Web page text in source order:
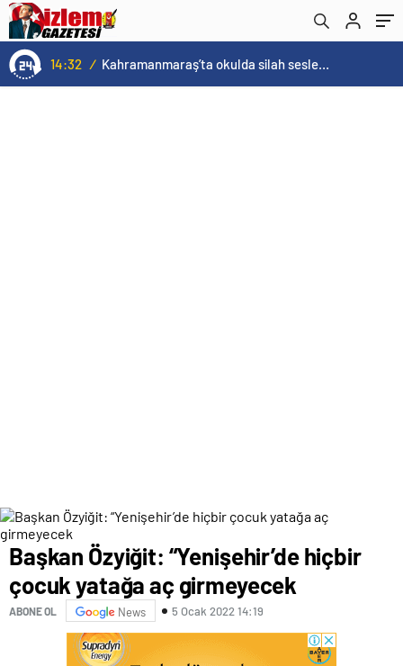
14:32 / Kahramanmaraş’ta okulda silah sesleri duyuldu! Ölü ve yaralılar var
Başkan Özyiğit: “Yenişehir’de hiçbir
çocuk yatağa aç girmeyecek
ABONE OL News 5 Ocak 2022 14:19